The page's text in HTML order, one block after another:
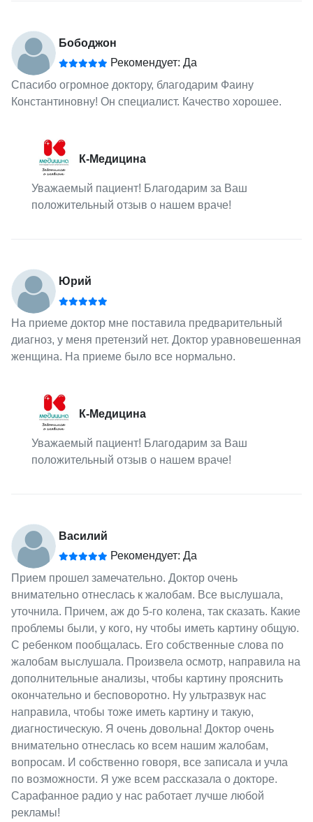
Бободжон
Рекомендует: Да
Спасибо огромное доктору, благодарим Фаину
Константиновну! Он специалист. Качество хорошее.
К-Медицина
Уважаемый пациент! Благодарим за Ваш
положительный отзыв о нашем враче!
Юрий
На приеме доктор мне поставила предварительный
диагноз, у меня претензий нет. Доктор уравновешенная
женщина. На приеме было все нормально.
К-Медицина
Уважаемый пациент! Благодарим за Ваш
положительный отзыв о нашем враче!
Василий
Рекомендует: Да
Прием прошел замечательно. Доктор очень
внимательно отнеслась к жалобам. Все выслушала,
уточнила. Причем, аж до 5-го колена, так сказать. Какие
проблемы были, у кого, ну чтобы иметь картину общую.
С ребенком пообщалась. Его собственные слова по
жалобам выслушала. Произвела осмотр, направила на
дополнительные анализы, чтобы картину прояснить
окончательно и бесповоротно. Ну ультразвук нас
направила, чтобы тоже иметь картину и такую,
диагностическую. Я очень довольна! Доктор очень
внимательно отнеслась ко всем нашим жалобам,
вопросам. И собственно говоря, все записала и учла
по возможности. Я уже всем рассказала о докторе.
Сарафанное радио у нас работает лучше любой
рекламы!